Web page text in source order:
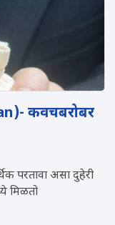
कवचबरोबर
परतावा असा दुहेरी
मिळतो